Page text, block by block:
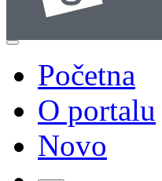
Početna
O portalu
Novo